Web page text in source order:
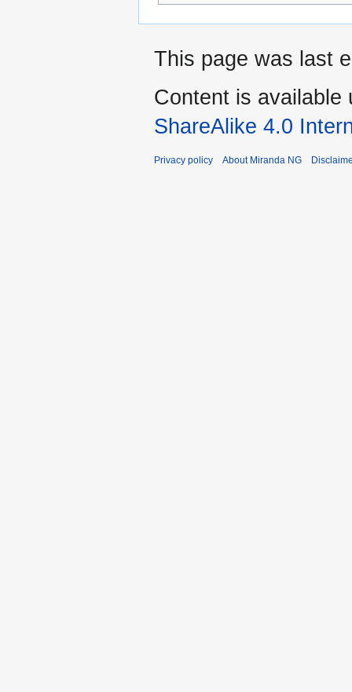
This page was last
Content is available
ShareAlike 4.0
Privacy policy About Miranda NG